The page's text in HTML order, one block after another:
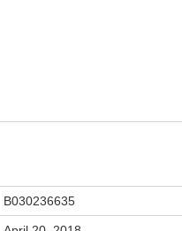
B030236635